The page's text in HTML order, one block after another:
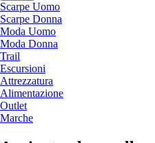
Scarpe Uomo
Scarpe Donna
Moda Uomo
Moda Donna
Trail
Escursioni
Attrezzatura
Alimentazione
Outlet
Marche